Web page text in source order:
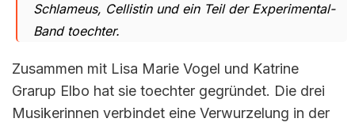
Schlameus, Cellistin und ein Teil der Experimental-
Band toechter.
Zusammen mit Lisa Marie Vogel und Katrine
Grarup Elbo hat sie toechter gegründet. Die drei
Musikerinnen verbindet eine Verwurzelung in der